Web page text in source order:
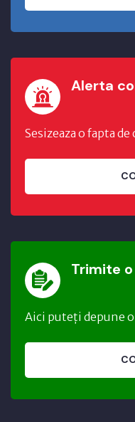
Alerta
Sesizeaza o fapta
Trimite
Aici puteți depune